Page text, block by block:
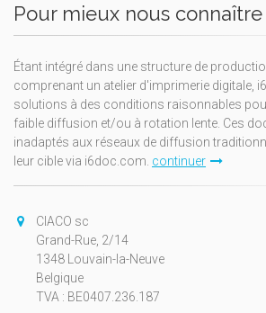
Pour mieux nous connaître
Étant intégré dans une structure de
comprenant un atelier d'imprimerie digitale,
solutions à des conditions raisonnables
faible diffusion et/ou à rotation lente. Ces
inadaptés aux réseaux de diffusion
leur cible via i6doc.com. continuer
CIACO sc
Grand-Rue, 2/14
1348 Louvain-la-Neuve
Belgique
TVA : BE0407.236.187